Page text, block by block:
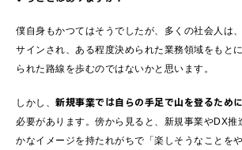
僕自身もかつてはそうでしたが、多くの社会人は
サインされ、ある程度決められた業務領域をもと
られた路線を歩むのではないかと思います。
しかし、 新規事業では自らの手足で山を登るため
必要があります。傍から見ると、新規事業やDX推
かなイメージを持たれがちで「楽しそうなことを